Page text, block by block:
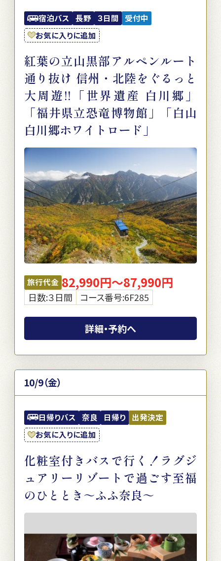
宿泊バス 長野 ３日間
受付中
お気に入りに追加
紅葉の立山黒部アルペンルート
通り抜け 信州・北陸をぐるっと
大周遊!!「世界遺産 白川郷」
「福井県立恐竜博物館」「白山
白川郷ホワイトロード」
旅行代金 82,990円～87,990円
日数:３日間 コース番号:6F285
詳細・予約へ
10/9（金）
日帰りバス 奈良 日帰り
出発決定
お気に入りに追加
化粧室付きバスで行く！ラグジ
ュアリーリゾートで過ごす至福
のひととき～ふふ奈良～